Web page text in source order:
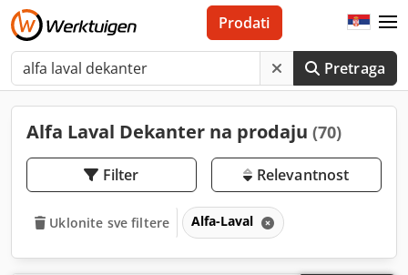
Pretraga
Prodati
Alfa Laval Dekanter na prodaju (70)
Filter Relevantnost
Uklonite sve filtere Alfa-Laval